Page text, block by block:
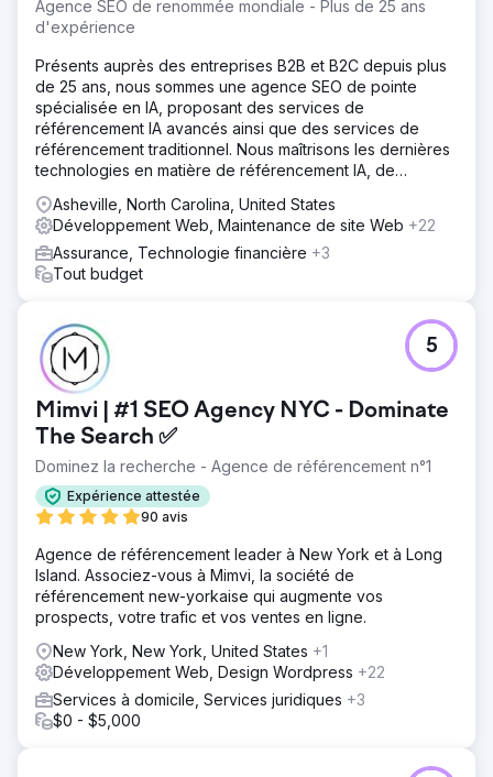
Agence SEO de renommée mondiale - Plus de 25 ans
d'expérience
Présents auprès des entreprises B2B et B2C depuis plus
de 25 ans, nous sommes une agence SEO de pointe
spécialisée en IA, proposant des services de
référencement IA avancés ainsi que des services de
référencement traditionnel. Nous maîtrisons les dernières
technologies en matière de référencement IA, de
géolocalisation.
Asheville, North Carolina, United States
Développement Web, Maintenance de site Web +22
Assurance, Technologie financière +3
Tout budget
Mimvi | #1 SEO Agency NYC - Dominate
The Search ✅
Dominez la recherche - Agence de référencement n°1
Expérience attestée
90 avis
5
Agence de référencement leader à New York et à Long
Island. Associez-vous à Mimvi, la société de
référencement new-yorkaise qui augmente vos
prospects, votre trafic et vos ventes en ligne.
New York, New York, United States +1
Développement Web, Design Wordpress +22
Services à domicile, Services juridiques +3
$0 - $5,000